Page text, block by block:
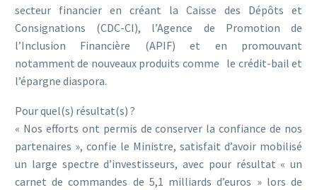
secteur financier en créant la Caisse des Dépôts et
Consignations (CDC-CI), l’Agence de Promotion de
l’Inclusion Financière (APIF) et en promouvant
notamment de nouveaux produits comme le crédit-bail et
l’épargne diaspora.
Pour quel(s) résultat(s) ?
« Nos efforts ont permis de conserver la confiance de nos
partenaires », confie le Ministre, satisfait d’avoir mobilisé
un large spectre d’investisseurs, avec pour résultat « un
carnet de commandes de 5,1 milliards d’euros » lors de